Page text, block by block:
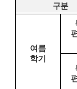
구분
여름
학기